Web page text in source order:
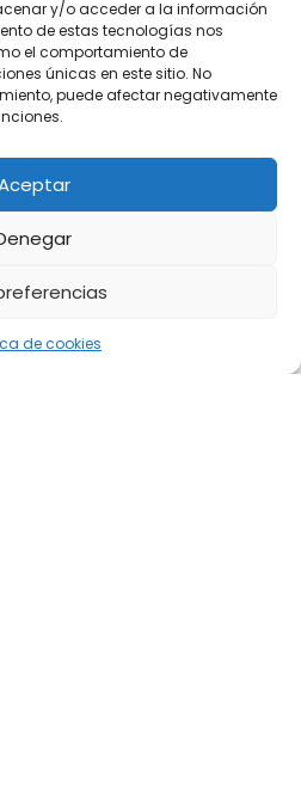
y/o acceder a la información
de estas tecnologías nos
el comportamiento de
únicas en este sitio. No
puede afectar negativamente
de cookies